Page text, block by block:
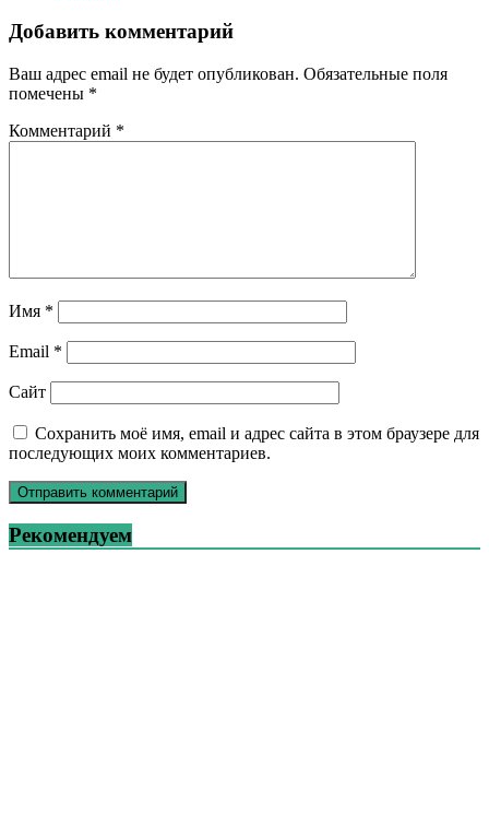
Добавить комментарий
Ваш адрес email не будет опубликован. Обязательные поля
помечены *
Комментарий *
Имя *
Email *
Сайт
Сохранить моё имя, email и адрес сайта в этом браузере для
последующих моих комментариев.
Рекомендуем